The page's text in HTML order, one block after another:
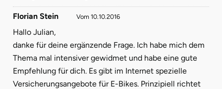
Florian Stein Vom 10.10.2016
Hallo Julian,
danke für deine ergänzende Frage. Ich habe mich dem
Thema mal intensiver gewidmet und habe eine gute
Empfehlung für dich. Es gibt im Internet spezielle
Versicherungsangebote für E-Bikes. Prinzipiell richtet